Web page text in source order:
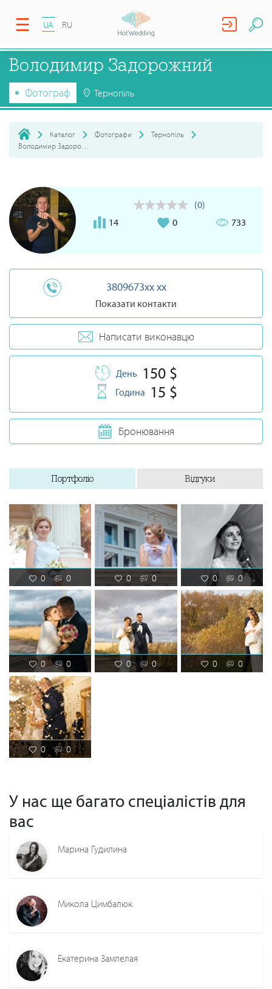
UA RU
Володимир Задорожний
Фотограф Тернопіль
Каталог Фотографи
Тернопіль
(0)
14
0 733
3809673xx xx
Показати контакти
Написати виконавцю
День 150 $
Година 15 $
Бронювання
Портфоліо Відгуки
0 0 0 0 0 0
0 0 0 0 0 0
0 0
У нас ще багато спеціалістів для
вас
Марина Гудилина
Микола Цимбалюк
Екатерина Замлелая